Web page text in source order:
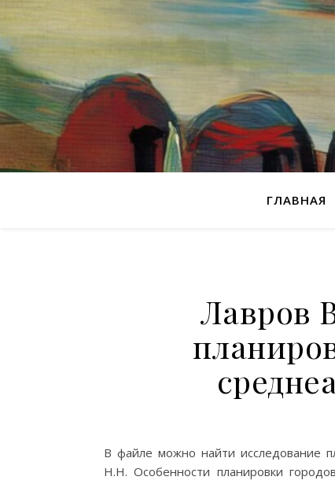
ГЛАВНАЯ
Лавров
В файле можно найти исследование
Н.Н. Особенности планировки